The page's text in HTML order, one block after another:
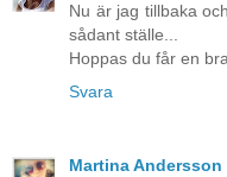
Nu är jag tillbaka
sådant ställe...
Hoppas du får en
Svara
Martina Andersson